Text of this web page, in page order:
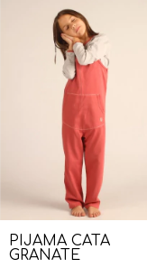
PIJAMA CATA
GRANATE